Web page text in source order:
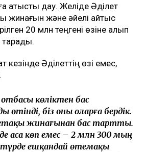
қатысты дау. Желіде Әділет
жинағын және әйелі қайтыс
20 млн теңгені өзіне алып
тарады.
кезінде Әділеттің өзі емес,
көліктен бас
біз оны оларға бердік.
жинағынан бас тартты.
аса көп емес – 2 млн 300 мың
түрде ешқандай өтемақы